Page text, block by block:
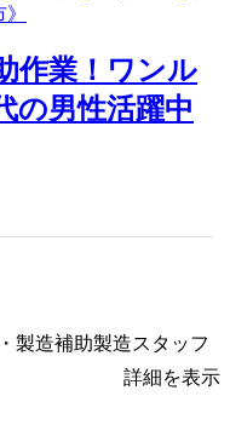
作業！ワンル
の男性活躍中
製造補助製造スタッフ
詳細を表示